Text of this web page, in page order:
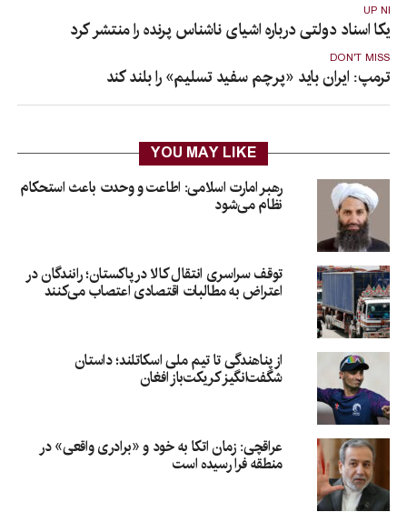
UP
اسناد دولتی درباره اشیای ناشناس پرنده را منتشر کرد
DON'T MISS
ترمپ: ایران باید «پرچم سفید تسلیم» را بلند کند
YOU MAY LIKE
رهبر امارت اسلامی: اطاعت و وحدت باعث استحکام
نظام می‌شود
توقف سراسری انتقال کالا در پاکستان؛ رانندگان در
اعتراض به مطالبات اقتصادی اعتصاب می‌کنند
از پناهندگی تا تیم ملی اسکاتلند؛ داستان
شگفت‌انگیز کریکت‌باز افغان
عراقچی: زمان اتکا به خود و «برادری واقعی» در
منطقه فرا رسیده است